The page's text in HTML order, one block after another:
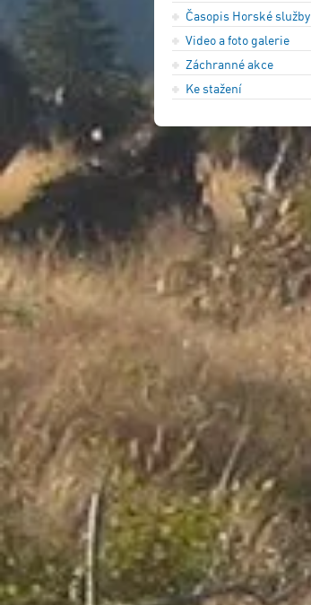
Časopis Horské služby
Video a foto galerie
Záchranné akce
Ke stažení